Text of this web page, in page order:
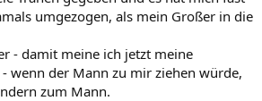
umgezogen, als mein Großer in die
- damit meine ich jetzt meine
wenn der Mann zu mir ziehen würde,
zum Mann.